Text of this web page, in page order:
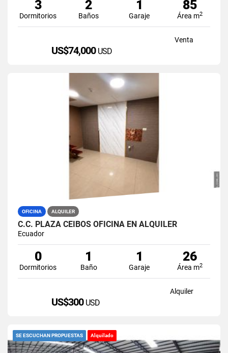
3
Dormitorios
2
Baños
1
Garaje
85
Área m2
Venta
US$74,000 USD
OFICINA ALQUILER
C.C. PLAZA CEIBOS OFICINA EN ALQUILER
Ecuador
0
Dormitorios
1
Baño
1
Garaje
26
Área m2
Alquiler
US$300 USD
SE ESCUCHAN PROPUESTAS Alquilado